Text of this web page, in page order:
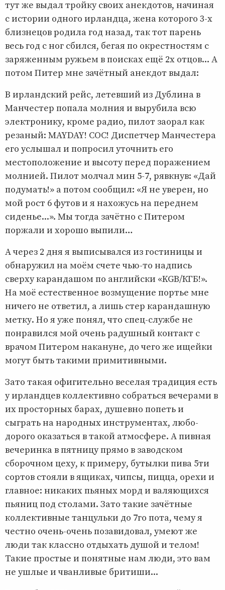
тут же выдал тройку своих анекдотов, начиная
с истории одного ирландца, жена которого 3-х
близнецов родила год назад, так тот парень
весь год с ног сбился, бегая по окрестностям с
заряженным ружьем в поисках ещё 2х отцов... А
потом Питер мне зачётный анекдот выдал:
В ирландский рейс, летевший из Дублина в
Манчестер попала молния и вырубила всю
электронику, кроме радио, пилот заорал как
резаный: MAYDAY! СОС! Диспетчер Манчестера
его услышал и попросил уточнить его
местоположение и высоту перед поражением
молнией. Пилот молчал мин 5-7, рявкнув: «Дай
подумать!» а потом сообщил: «Я не уверен, но
мой рост 6 футов и я нахожусь на переднем
сиденье...». Мы тогда зачётно с Питером
поржали и хорошо выпили…
А через 2 дня я выписывался из гостиницы и
обнаружил на моём счете чью-то надпись
сверху карандашом по английски «KGB/КГБ!».
На моё естественное возмущение портье мне
ничего не ответил, а лишь стер карандашную
метку. Но я уже понял, что спец-службе не
понравился мой очень радушный контакт с
врачом Питером накануне, до чего же ищейки
могут быть такими примитивными.
Зато такая офигительно веселая традиция есть
у ирландцев коллективно собраться вечерами в
их просторных барах, душевно попеть и
сыграть на народных инструментах, любо-
дорого оказаться в такой атмосфере. А пивная
вечеринка в пятницу прямо в заводском
сборочном цеху, к примеру, бутылки пива 5ти
сортов стояли в ящиках, чипсы, пицца, орехи и
главное: никаких пьяных морд и валяющихся
пьяниц под столами. Зато такие зачётные
коллективные танцульки до 7го пота, чему я
честно очень-очень позавидовал, умеют же
люди так классно отдыхать душой и телом!
Такие простые и понятные нам люди, это вам
не ушлые и чванливые бритиши...